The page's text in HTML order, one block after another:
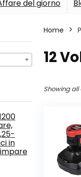
del giorno
in
Home
‎12
Showing all